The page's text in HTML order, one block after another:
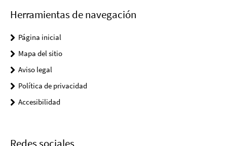
Herramientas de navegación
Página inicial
Mapa del sitio
Aviso legal
Política de privacidad
Accesibilidad